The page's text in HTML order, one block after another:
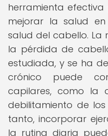
herramienta
mejorar la salud en
salud del cabello. La
la pérdida de
estudiada, y se ha
crónico puede
capilares, como la
debilitamiento de
tanto, incorporar
la rutina diaria